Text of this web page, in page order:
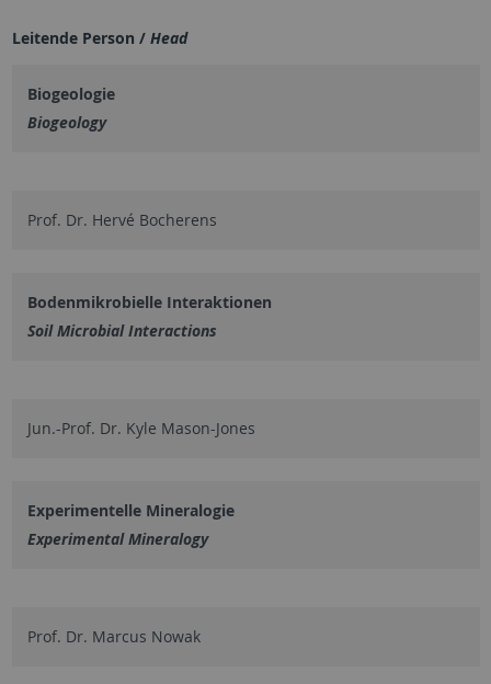
Leitende Person / Head
Biogeologie
Biogeology
Prof. Dr. Hervé Bocherens
Bodenmikrobielle Interaktionen
Soil Microbial Interactions
Jun.-Prof. Dr. Kyle Mason-Jones
Experimentelle Mineralogie
Experimental Mineralogy
Prof. Dr. Marcus Nowak